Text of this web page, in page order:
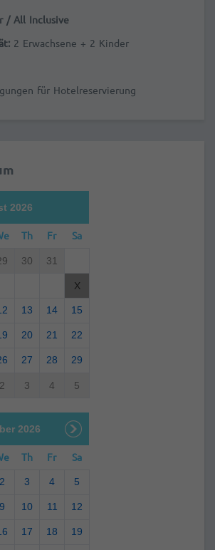
/ All Inclusive
2 Erwachsene + 2 Kinder
für Hotelreservierung
2026
Th Fr Sa
30 31
X
13 14 15
20 21 22
27 28 29
2 3 4 5
2026
Th Fr Sa
2 3 4 5
9 10 11 12
17 18 19